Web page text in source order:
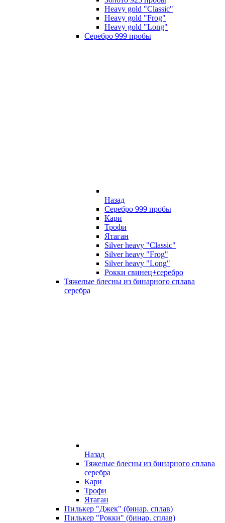
Heavy gold "Classic"
Heavy gold "Frog"
Heavy gold "Long"
Серебро 999 пробы
Назад
Серебро 999 пробы
Кари
Трофи
Ятаган
Silver heavy "Classic"
Silver heavy "Frog"
Silver heavy "Long"
Рокки свинец+серебро
Тяжелые блесны из бинарного сплава
серебра
Назад
Тяжелые блесны из бинарного сплава
серебра
Кари
Трофи
Ятаган
Пилькер "Джек" (бинар. сплав)
Пилькер "Рокки" (бинар. сплав)